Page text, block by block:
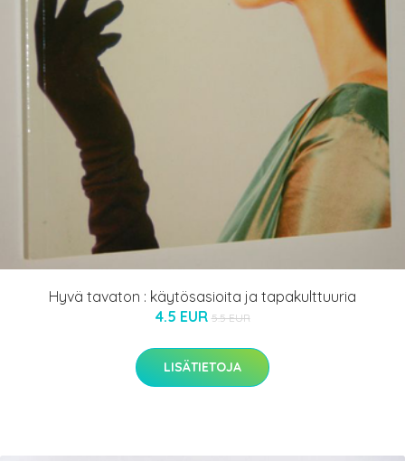
Hyvä tavaton : käytösasioita ja tapakulttuuria
4.5 EUR 5.5 EUR
LISÄTIETOJA